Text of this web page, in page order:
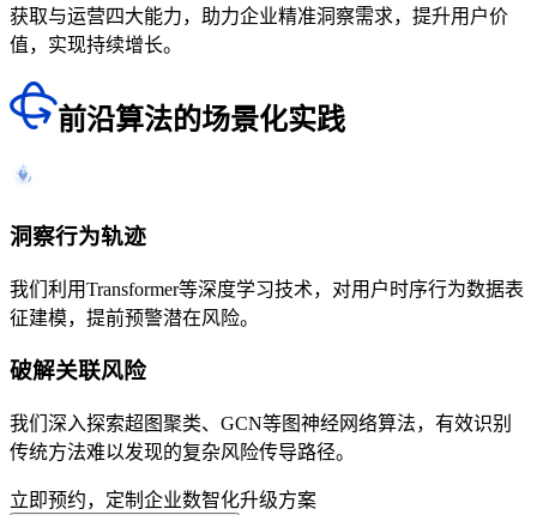
获取与运营四大能力，助力企业精准洞察需求，提升用户价
值，实现持续增长。
前沿算法的场景化实践
洞察行为轨迹
我们利用Transformer等深度学习技术，对用户时序行为数据表
征建模，提前预警潜在风险。
破解关联风险
我们深入探索超图聚类、GCN等图神经网络算法，有效识别
传统方法难以发现的复杂风险传导路径。
立即预约，定制企业数智化升级方案